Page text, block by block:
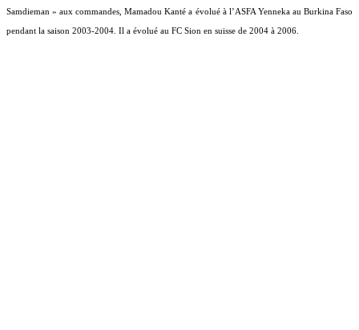
Samdieman » aux commandes, Mamadou Kanté a évolué à l’ASFA Yenneka au Burkina Faso
pendant la saison 2003-2004. Il a évolué au FC Sion en suisse de 2004 à 2006.